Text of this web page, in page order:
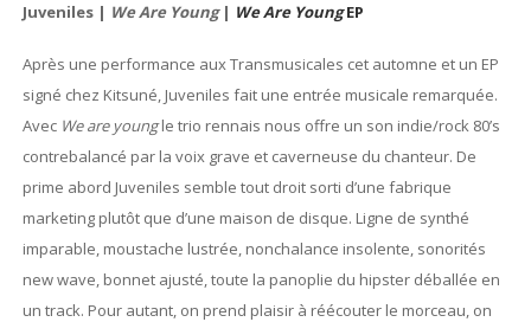
Juveniles | We Are Young | We Are YoungEP
Après une performance aux Transmusicales cet automne et un EP
signé chez Kitsuné, Juveniles fait une entrée musicale remarquée.
Avec We are youngle trio rennais nous offre un son indie/rock 80’s
contrebalancé par la voix grave et caverneuse du chanteur. De
prime abord Juveniles semble tout droit sorti d’une fabrique
marketing plutôt que d’une maison de disque. Ligne de synthé
imparable, moustache lustrée, nonchalance insolente, sonorités
new wave, bonnet ajusté, toute la panoplie du hipster déballée en
un track. Pour autant, on prend plaisir à réécouter le morceau, on